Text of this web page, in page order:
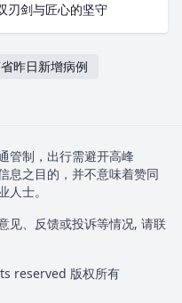
刃剑与匠心的坚守
昨日新增病例
管制，出行需避开高峰
息之目的，并不意味着赞同
士。
见、反馈或投诉等情况, 请联
reserved 版权所有